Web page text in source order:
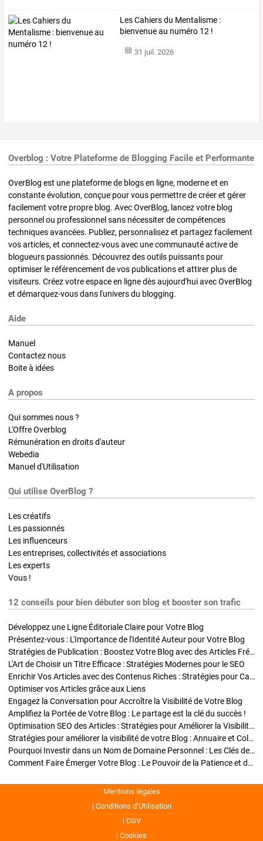
Les Cahiers du Mentalisme :
bienvenue au numéro 12 !
31 juil. 2026
Overblog : Votre Plateforme de Blogging Facile et Performante
OverBlog est une plateforme de blogs en ligne, moderne et en
constante évolution, conçue pour vous permettre de créer et gérer
facilement votre propre blog. Avec OverBlog, lancez votre blog
personnel ou professionnel sans nécessiter de compétences
techniques avancées. Publiez, personnalisez et partagez facilement
vos articles, et connectez-vous avec une communauté active de
blogueurs passionnés. Découvrez des outils puissants pour
optimiser le référencement de vos publications et attirer plus de
visiteurs. Créez votre espace en ligne dès aujourd'hui avec OverBlog
et démarquez-vous dans l'univers du blogging.
Aide
Manuel
Contactez nous
Boite à idées
A propos
Qui sommes nous ?
L'Offre Overblog
Rémunération en droits d'auteur
Webedia
Manuel d'Utilisation
Qui utilise OverBlog ?
Les créatifs
Les passionnés
Les influenceurs
Les entreprises, collectivités et associations
Les experts
Vous !
12 conseils pour bien débuter son blog et booster son trafic
Développez une Ligne Éditoriale Claire pour Votre Blog
Présentez-vous : L'Importance de l'Identité Auteur pour Votre Blog
Stratégies de Publication : Boostez Votre Blog avec des Articles Fréquents et Exclusifs
L'Art de Choisir un Titre Efficace : Stratégies Modernes pour le SEO
Enrichir Vos Articles avec des Contenus Riches : Stratégies pour Captiver et Optimiser
Optimiser vos Articles grâce aux Liens
Engagez la Conversation pour Accroître la Visibilité de Votre Blog
Amplifiez la Portée de Votre Blog : Le partage est la clé du succès !
Optimisation SEO des Articles : Stratégies pour Améliorer la Visibilité de Votre Blog
Stratégies pour améliorer la visibilité de votre Blog : Annuaire et Collaborations
Pourquoi Investir dans un Nom de Domaine Personnel : Les Clés de la Réussite de Votre Blog
Comment Faire Émerger Votre Blog : Le Pouvoir de la Patience et de la Persévérance
Mentions légales
Conditions d’Utilisation
CGV
Cookies